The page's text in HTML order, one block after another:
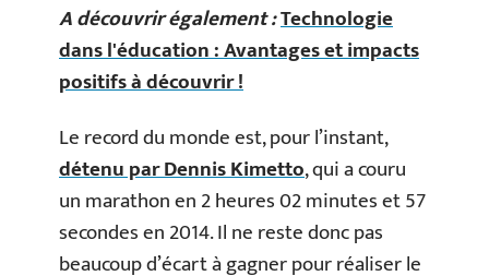
A découvrir également :Technologie
dans l'éducation : Avantages et impacts
positifs à découvrir !
Le record du monde est, pour l’instant,
détenu par Dennis Kimetto, qui a couru
un marathon en 2 heures 02 minutes et 57
secondes en 2014. Il ne reste donc pas
beaucoup d’écart à gagner pour réaliser le